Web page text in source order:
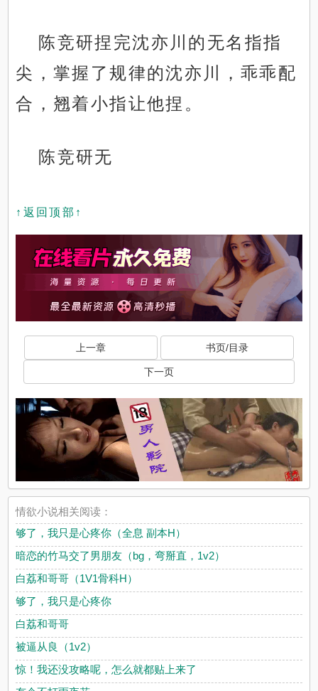
陈竞研捏完沈亦川的无名指指
尖，掌握了规律的沈亦川，乖乖配
合，翘着小指让他捏。
陈竞研无
↑返回顶部↑
上一章 书页/目录
下一页
情欲小说相关阅读：
够了，我只是心疼你（全息 副本H）
暗恋的竹马交了男朋友（bg，弯掰直，1v2）
白荔和哥哥（1V1骨科H）
够了，我只是心疼你
白荔和哥哥
被逼从良（1v2）
惊！我还没攻略呢，怎么就都贴上来了